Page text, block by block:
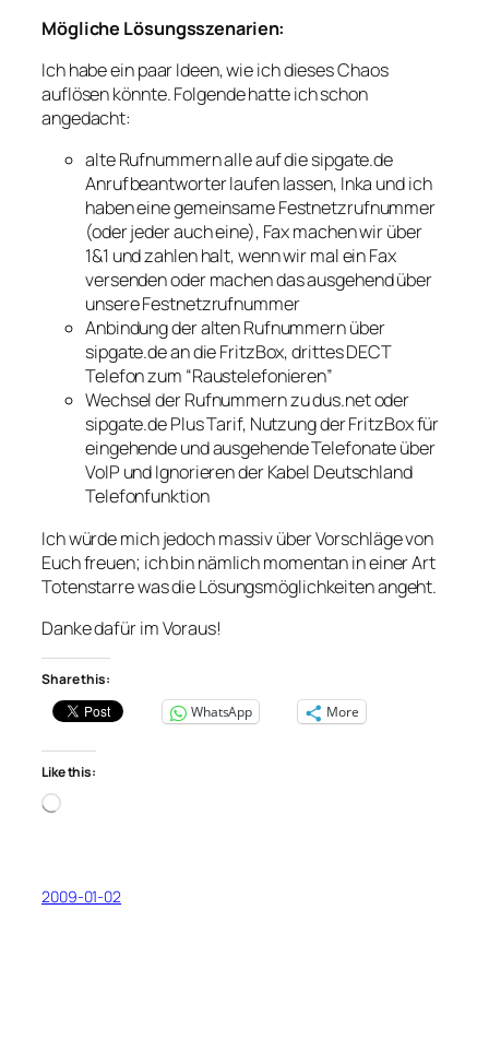
Mögliche Lösungsszenarien:
Ich habe ein paar Ideen, wie ich dieses Chaos
auflösen könnte. Folgende hatte ich schon
angedacht:
alte Rufnummern alle auf die sipgate.de
Anrufbeantworter laufen lassen, Inka und ich
haben eine gemeinsame Festnetzrufnummer
(oder jeder auch eine), Fax machen wir über
1&1 und zahlen halt, wenn wir mal ein Fax
versenden oder machen das ausgehend über
unsere Festnetzrufnummer
Anbindung der alten Rufnummern über
sipgate.de an die FritzBox, drittes DECT
Telefon zum “Raustelefonieren”
Wechsel der Rufnummern zu dus.net oder
sipgate.de Plus Tarif, Nutzung der FritzBox für
eingehende und ausgehende Telefonate über
VoIP und Ignorieren der Kabel Deutschland
Telefonfunktion
Ich würde mich jedoch massiv über Vorschläge von
Euch freuen; ich bin nämlich momentan in einer Art
Totenstarre was die Lösungsmöglichkeiten angeht.
Danke dafür im Voraus!
Share this:
WhatsApp
More
Like this:
Loading…
2009-01-02